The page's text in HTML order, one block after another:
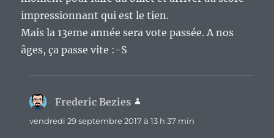
impressionnant qui est le tien.
Mais la 13eme année sera vote passée. A nos
âges, ça passe vite :-S
Frederic Bezies
vendredi 29 septembre 2017 à 13 h 37 min